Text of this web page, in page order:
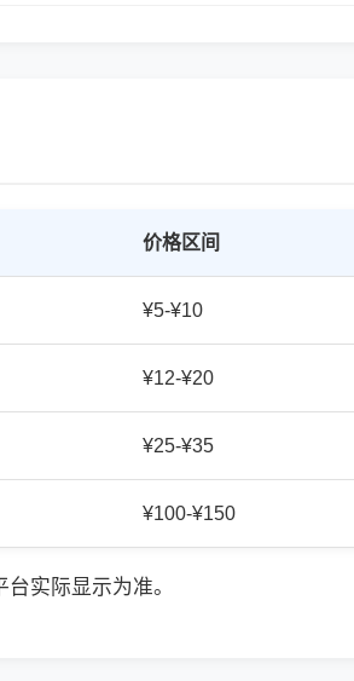
价格区间
¥5-¥10
¥12-¥20
¥25-¥35
¥100-¥150
实际显示为准。